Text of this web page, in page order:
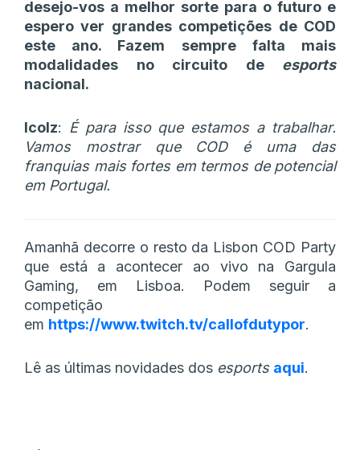
desejo-vos a melhor sorte para o futuro e
espero ver grandes competições de COD
este ano. Fazem sempre falta mais
modalidades no circuito de esports
nacional.
Icolz: É para isso que estamos a trabalhar.
Vamos mostrar que COD é uma das
franquias mais fortes em termos de potencial
em Portugal.
Amanhã decorre o resto da Lisbon COD Party
que está a acontecer ao vivo na Gargula
Gaming, em Lisboa. Podem seguir a
competição
em https://www.twitch.tv/callofdutypor.
Lê as últimas novidades dos esports aqui.